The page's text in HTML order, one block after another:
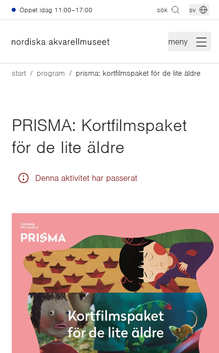
Hoppa till huvudinnehåll
Öppet idag 11:00–17:00 sök sv
meny
start program prisma: kortfilmspaket för de lite äldre
PRISMA: Kortfilmspaket
för de lite äldre
Denna aktivitet har passerat